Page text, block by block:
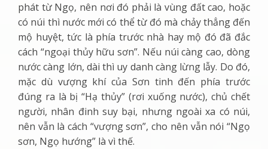
phát từ Ngọ, nên nơi đó phải là vùng đất cao, hoặc
có núi thì nước mới có thể từ đó mà chảy thẳng đến
mộ huyệt, tức là phía trước nhà hay mộ đó đã đắc
cách “ngoại thủy hữu sơn”. Nếu núi càng cao, dòng
nước càng lớn, dài thì uy danh càng lừng lẫy. Do đó,
mặc dù vượng khí của Sơn tinh đến phía trước
đúng ra là bị “Hạ thủy” (rơi xuống nước), chủ chết
người, nhân đinh suy bại, nhưng ngoài xa có núi,
nên vẫn là cách “vượng sơn”, cho nên vẫn nói “Ngọ
sơn, Ngọ hướng” là vì thế.